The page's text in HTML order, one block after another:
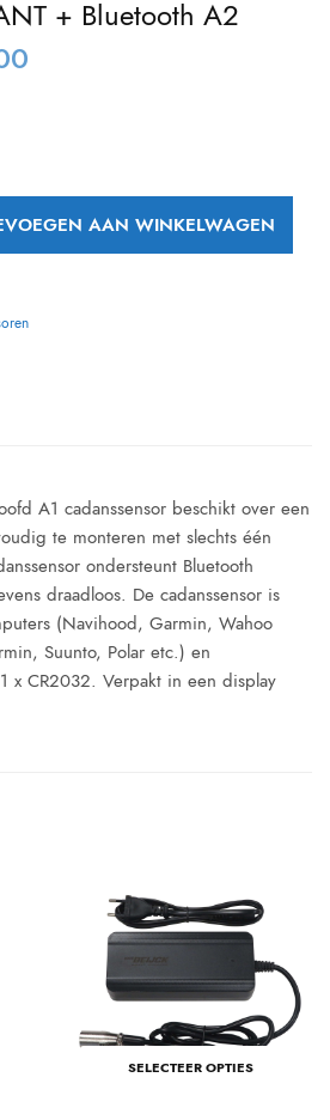
+ Bluetooth A2
AAN WINKELWAGEN
A1 cadanssensor beschikt over een
te monteren met slechts één
ondersteunt Bluetooth
draadloos. De cadanssensor is
(Navihood, Garmin, Wahoo
Suunto, Polar etc.) en
x CR2032. Verpakt in een display
SELECTEER OPTIES